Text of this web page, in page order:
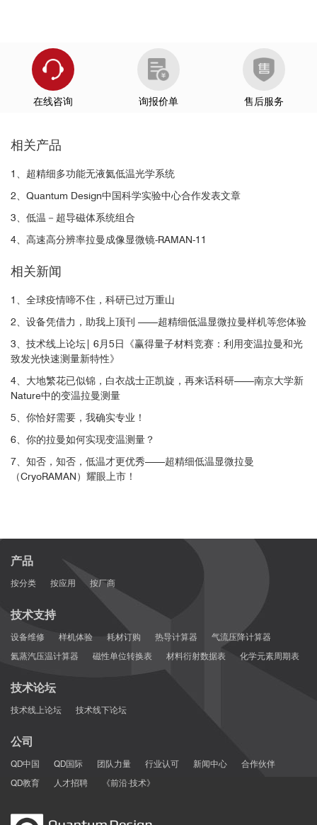
2 2
在线咨询 询报价单 售后服务
相关产品
1、超精细多功能无液氦低温光学系统
2、Quantum Design中国科学实验中心合作发表文章
3、低温－超导磁体系统组合
4、高速高分辨率拉曼成像显微镜-RAMAN-11
相关新闻
1、全球疫情啼不住，科研已过万重山
2、设备凭借力，助我上顶刊 ——超精细低温显微拉曼样机等您体验
3、技术线上论坛| 6月5日《赢得量子材料竞赛：利用变温拉曼和光
致发光快速测量新特性》
4、大地繁花已似锦，白衣战士正凯旋，再来话科研——南京大学新
Nature中的变温拉曼测量
5、你恰好需要，我确实专业！
6、你的拉曼如何实现变温测量？
7、知否，知否，低温才更优秀——超精细低温显微拉曼
（CryoRAMAN）耀眼上市！
产品
按分类 按应用 按厂商
技术支持
设备维修 样机体验 耗材订购 热导计算器
气流压降计算器
氦蒸汽压温计算器
磁性单位转换表 材料衍射数据表 化学元素周期表
技术论坛
技术线上论坛 技术线下论坛
公司
QD中国 QD国际 团队力量 行业认可 新闻中心
合作伙伴
QD教育
人才招聘 《前沿·技术》